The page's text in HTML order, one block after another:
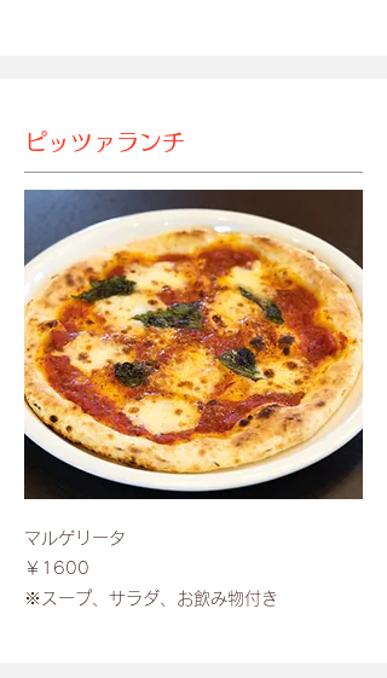
ピッツァランチ
マルゲリータ
￥1600
​※スープ、サラダ、お飲み物付き